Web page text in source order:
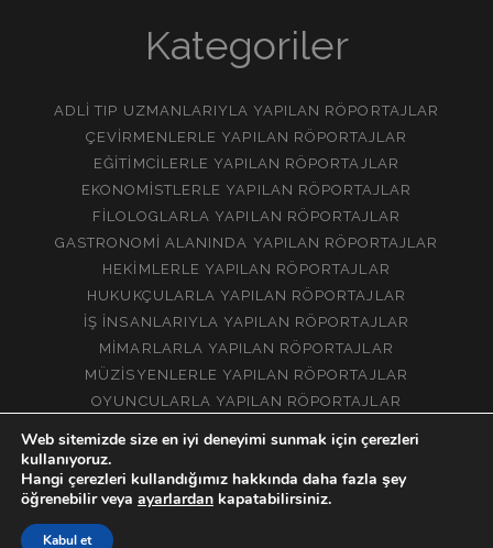
Kategoriler
ADLI TIP UZMANLARIYLA YAPILAN RÖPORTAJLAR
ÇEVIRMENLERLE YAPILAN RÖPORTAJLAR
EĞITIMCILERLE YAPILAN RÖPORTAJLAR
EKONOMISTLERLE YAPILAN RÖPORTAJLAR
FILOLOGLARLA YAPILAN RÖPORTAJLAR
GASTRONOMI ALANINDA YAPILAN RÖPORTAJLAR
HEKIMLERLE YAPILAN RÖPORTAJLAR
HUKUKÇULARLA YAPILAN RÖPORTAJLAR
İŞ İNSANLARIYLA YAPILAN RÖPORTAJLAR
MIMARLARLA YAPILAN RÖPORTAJLAR
MÜZISYENLERLE YAPILAN RÖPORTAJLAR
OYUNCULARLA YAPILAN RÖPORTAJLAR
Web sitemizde size en iyi deneyimi sunmak için çerezleri
kullanıyoruz.
Hangi çerezleri kullandığımız hakkında daha fazla şey
öğrenebilir veya ayarlardan kapatabilirsiniz.
Kabul et